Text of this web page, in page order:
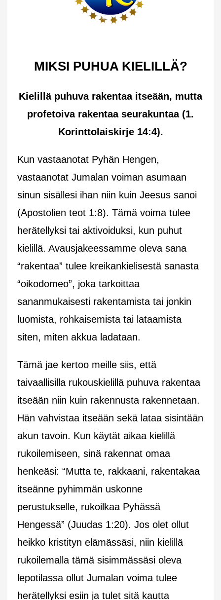
MIKSI PUHUA KIELILLÄ?
Kielillä puhuva rakentaa itseään, mutta
profetoiva rakentaa seurakuntaa (1.
Korinttolaiskirje 14:4).
Kun vastaanotat Pyhän Hengen,
vastaanotat Jumalan voiman asumaan
sinun sisällesi ihan niin kuin Jeesus sanoi
(Apostolien teot 1:8). Tämä voima tulee
herätellyksi tai aktivoiduksi, kun puhut
kielillä. Avausjakeessamme oleva sana
“rakentaa” tulee kreikankielisestä sanasta
“oikodomeo”, joka tarkoittaa
sananmukaisesti rakentamista tai jonkin
luomista, rohkaisemista tai lataamista
siten, miten akkua ladataan.
Tämä jae kertoo meille siis, että
taivaallisilla rukouskielillä puhuva rakentaa
itseään niin kuin rakennusta rakennetaan.
Hän vahvistaa itseään sekä lataa sisintään
akun tavoin. Kun käytät aikaa kielillä
rukoilemiseen, sinä rakennat omaa
henkeäsi: “Mutta te, rakkaani, rakentakaa
itseänne pyhimmän uskonne
perustukselle, rukoilkaa Pyhässä
Hengessä” (Juudas 1:20). Jos olet ollut
heikko kristityn elämässäsi, niin kielillä
rukoilemalla tämä sisimmässäsi oleva
lepotilassa ollut Jumalan voima tulee
herätellyksi esiin ja tulet sitä kautta